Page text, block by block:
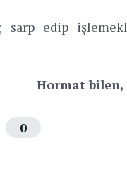
sarp edip
Hormat
0